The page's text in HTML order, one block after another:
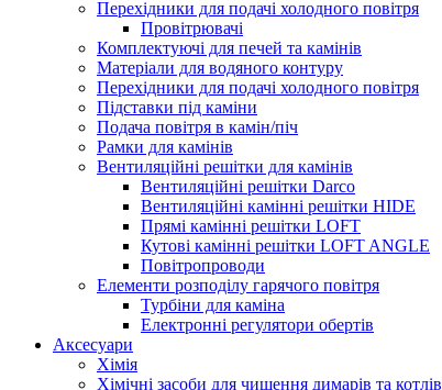
Перехідники для подачі холодного повітря
Провітрювачі
Комплектуючі для печей та камінів
Матеріали для водяного контуру
Перехідники для подачі холодного повітря
Підставки під каміни
Подача повітря в камін/піч
Рамки для камінів
Вентиляційні решітки для камінів
Вентиляційні решітки Darco
Вентиляційні камінні решітки HIDE
Прямі камінні решітки LOFT
Кутові камінні решітки LOFT ANGLE
Повітропроводи
Елементи розподілу гарячого повітря
Турбіни для каміна
Електронні регулятори обертів
Аксесуари
Хімія
Хімічні засоби для чищення димарів та котлів